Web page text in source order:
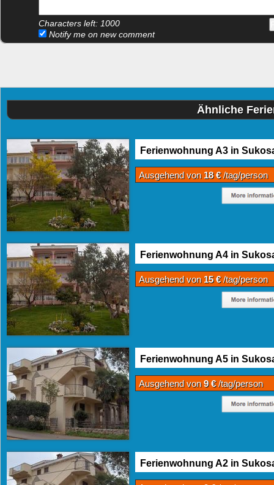
Characters left: 1000
Notify me on new comment
Ähnliche
Ferienwohnung A3 in
Ausgehend von 18 €/tag/person
Ferienwohnung A4 in
Ausgehend von 15 €/tag/person
Ferienwohnung A5 in
Ausgehend von9 €/tag/person
Ferienwohnung A2 in